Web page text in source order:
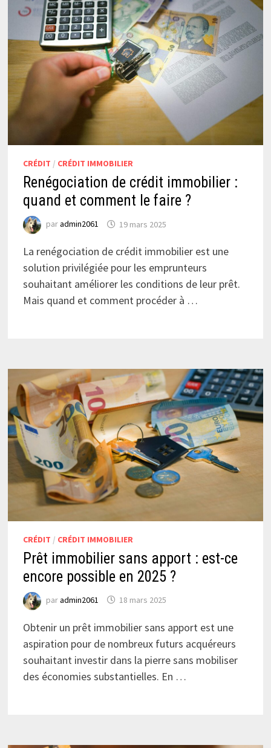
CRÉDIT / CRÉDIT IMMOBILIER
Renégociation de crédit immobilier :
quand et comment le faire ?
paradmin2061 19 mars 2025
La renégociation de crédit immobilier est une
solution privilégiée pour les emprunteurs
souhaitant améliorer les conditions de leur prêt.
Mais quand et comment procéder à …
CRÉDIT / CRÉDIT IMMOBILIER
Prêt immobilier sans apport : est-ce
encore possible en 2025 ?
paradmin2061 18 mars 2025
Obtenir un prêt immobilier sans apport est une
aspiration pour de nombreux futurs acquéreurs
souhaitant investir dans la pierre sans mobiliser
des économies substantielles. En …